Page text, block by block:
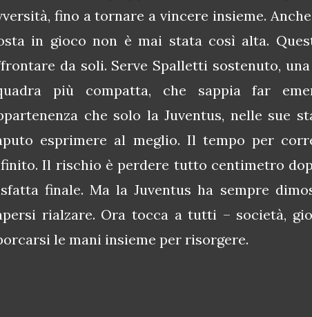
fino a tornare a vincere insieme.
in gioco non è mai stata così alta.
da soli. Serve Spalletti sostenuto,
più compatta, che sappia far
che solo la Juventus, nelle sue
esprimere al meglio. Il tempo per
Il rischio è perdere tutto centimetro
finale. Ma la Juventus ha sempre
rialzare. Ora tocca a tutti – società,
le mani insieme per risorgere.